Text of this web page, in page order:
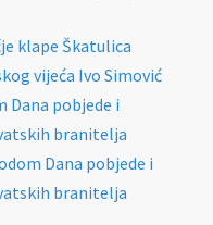
klape Škatulica
vijeća Ivo Simović
Dana pobjede i
branitelja
Dana pobjede i
branitelja